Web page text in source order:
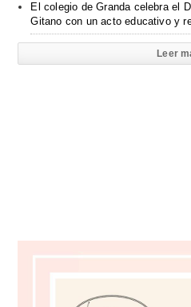
El colegio de Granda celebra el
Gitano con un acto educativo y
Leer